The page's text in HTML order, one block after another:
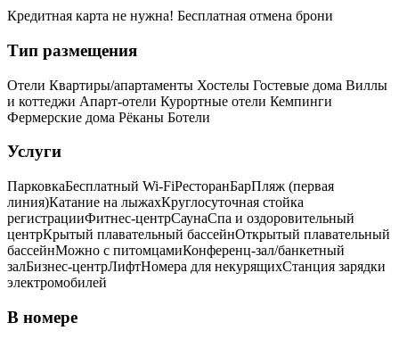
Кредитная карта не нужна! Бесплатная отмена брони
Тип размещения
Отели Квартиры/апартаменты Хостелы Гостевые дома Виллы
и коттеджи Апарт-отели Курортные отели Кемпинги
Фермерские дома Рёканы Ботели
Услуги
ПарковкаБесплатный Wi-FiРесторанБарПляж (первая
линия)Катание на лыжахКруглосуточная стойка
регистрацииФитнес-центрСаунаСпа и оздоровительный
центрКрытый плавательный бассейнОткрытый плавательный
бассейнМожно с питомцамиКонференц-зал/банкетный
залБизнес-центрЛифтНомера для некурящихCтанция зарядки
электромобилей
В номере